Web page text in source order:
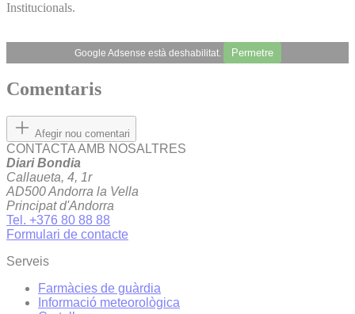
Institucionals.
Google Adsense està deshabilitat. Permetre
Comentaris
Afegir nou comentari
CONTACTA AMB NOSALTRES
Diari Bondia
Callaueta, 4, 1r
AD500 Andorra la Vella
Principat d'Andorra
Tel. +376 80 88 88
Formulari de contacte
Serveis
Farmàcies de guàrdia
Informació meteorològica